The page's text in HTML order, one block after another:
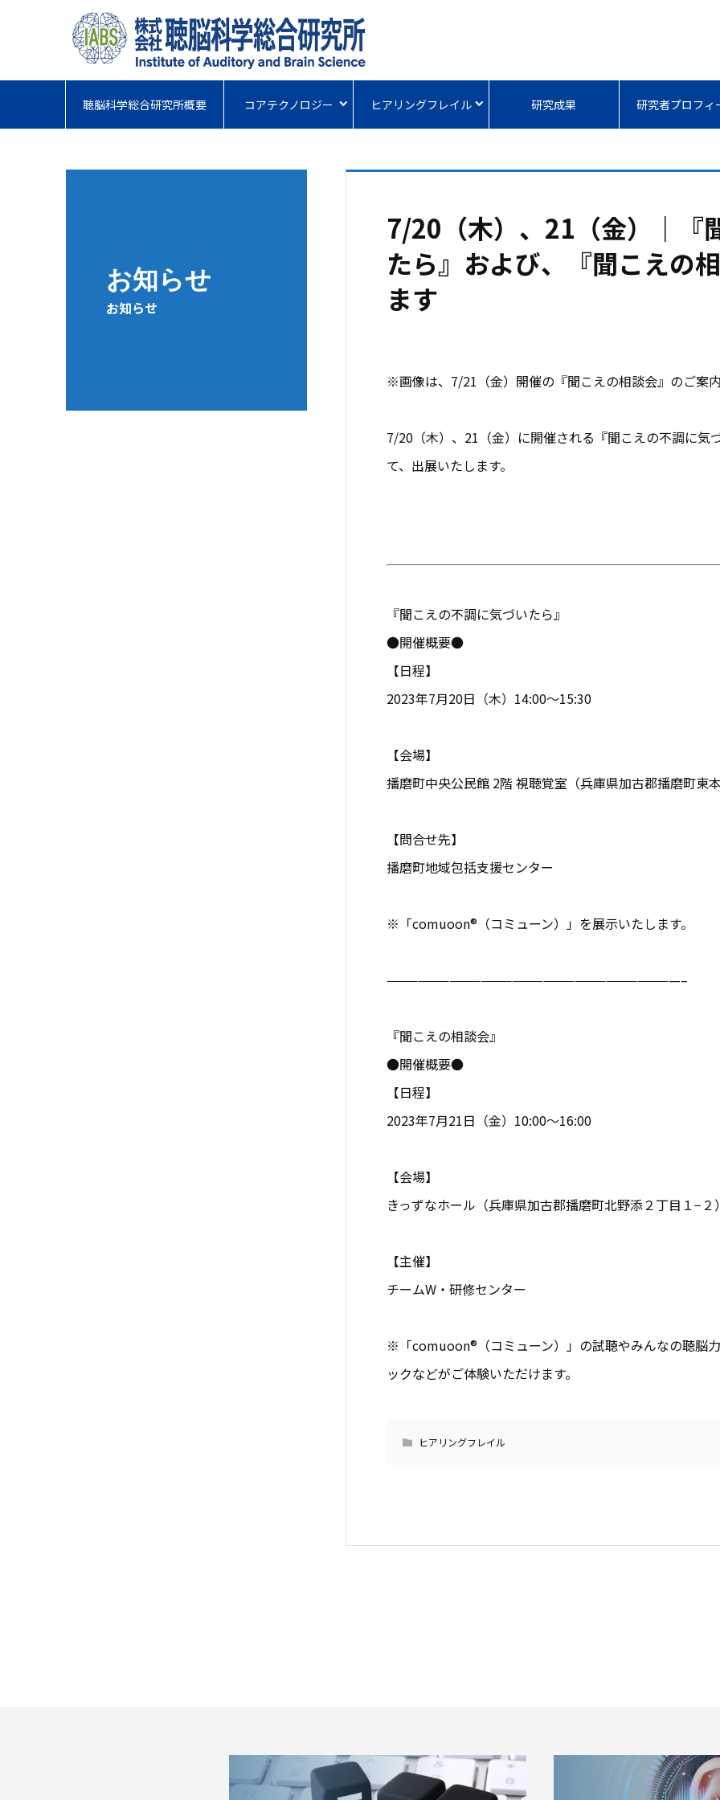
聴脳科学総合研究所概要 コアテクノロジー ヒアリングフレイル 研究成果 研究者プロフィ
お知らせ
お知らせ
7/20（木）、21（金）｜『
たら』および、『聞こえの
ます
※画像は、7/21（金）開催の『聞こえの相談会』のご案
7/20（木）、21（金）に開催される 『聞こえの不調に
て、出展いたします。
『聞こえの不調に気づいたら』
●開催概要●
【日程】
2023年7月20日（木）14:00〜15:30
【会場】
播磨町中央公民館 2階 視聴覚室（兵庫県加古郡播磨町東
【問合せ先】
播磨町地域包括支援センター
※「comuoon®（コミューン）」を展示いたします。
————————————————————————————–
『聞こえの相談会』
●開催概要●
【日程】
2023年7月21日（金）10:00〜16:00
【会場】
きっずなホール（兵庫県加古郡播磨町北野添２丁目１−２）
【主催】
チームW・研修センター
※「comuoon®（コミューン）」の試聴やみんなの聴脳
ックなどがご体験いただけます。
ヒアリングフレイル